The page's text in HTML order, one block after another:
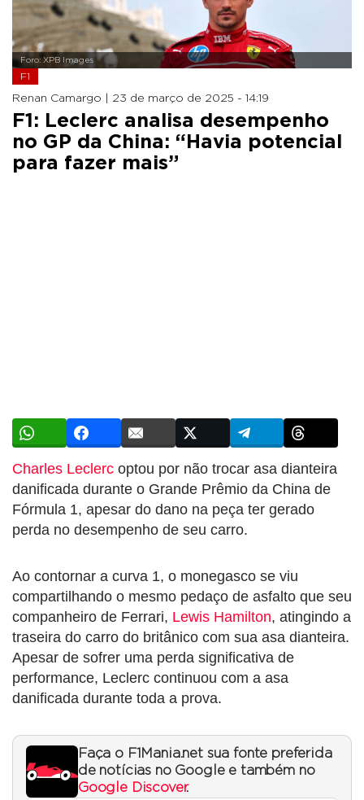
Foro: XPB Images
F1
Renan Camargo | 23 de março de 2025 - 14:19
F1: Leclerc analisa desempenho
no GP da China: “Havia potencial
para fazer mais”
Charles Leclerc optou por não trocar asa dianteira
danificada durante o Grande Prêmio da China de
Fórmula 1, apesar do dano na peça ter gerado
perda no desempenho de seu carro.
Ao contornar a curva 1, o monegasco se viu
compartilhando o mesmo pedaço de asfalto que seu
companheiro de Ferrari, Lewis Hamilton, atingindo a
traseira do carro do britânico com sua asa dianteira.
Apesar de sofrer uma perda significativa de
performance, Leclerc continuou com a asa
danificada durante toda a prova.
Faça o F1Mania.net sua fonte preferida
de notícias no Google e também no
Google Discover.